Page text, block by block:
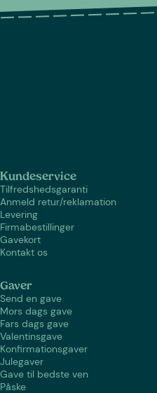
Kundeservice
Tilfredshedsgaranti
Anmeld retur/reklamation
Levering
Firmabestillinger
Gavekort
Kontakt os
Gaver
Send en gave
Mors dags gave
Fars dags gave
Valentinsgave
Konfirmationsgaver
Julegaver
Gave til bedste ven
Påske